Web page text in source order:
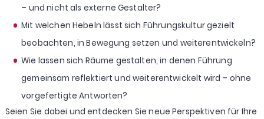
– und nicht als externe Gestalter?
Mit welchen Hebeln lässt sich Führungskultur gezielt
beobachten, in Bewegung setzen und weiterentwickeln?
Wie lassen sich Räume gestalten, in denen Führung
gemeinsam reflektiert und weiterentwickelt wird – ohne
vorgefertigte Antworten?
Seien Sie dabei und entdecken Sie neue Perspektiven für Ihre